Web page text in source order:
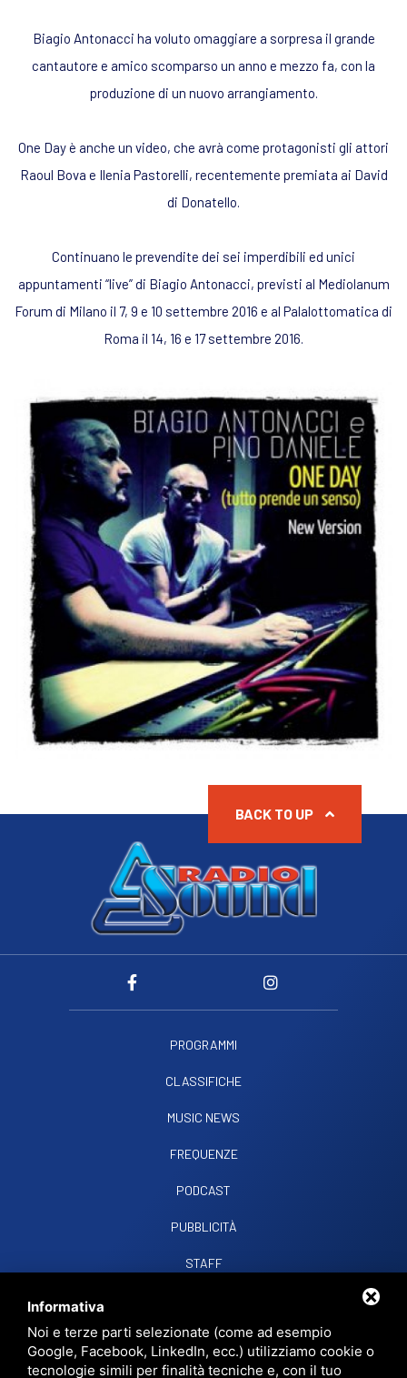
Biagio Antonacci ha voluto omaggiare a sorpresa il grande
cantautore e amico scomparso un anno e mezzo fa, con la
produzione di un nuovo arrangiamento.
One Day è anche un video, che avrà come protagonisti gli attori
Raoul Bova e Ilenia Pastorelli, recentemente premiata ai David
di Donatello.
Continuano le prevendite dei sei imperdibili ed unici
appuntamenti “live” di Biagio Antonacci, previsti al Mediolanum
Forum di Milano il 7, 9 e 10 settembre 2016 e al Palalottomatica di
Roma il 14, 16 e 17 settembre 2016.
PROGRAMMI
CLASSIFICHE
MUSIC NEWS
FREQUENZE
PODCAST
PUBBLICITÀ
STAFF
RADIO SOUND SNCVIALE PAPA GIOVANNI XXIII, 39, 44021 CODIGORO FE
BACK TO UP
Informativa
Noi e terze parti selezionate (come ad esempio
Google, Facebook, LinkedIn, ecc.) utilizziamo cookie o
tecnologie simili per finalità tecniche e, con il tuo